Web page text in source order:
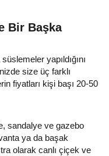
Bir Başka
yapıldığını
size üç farklı
fiyatları kişi başı 20-50
sandalye ve gazebo
ya da başak
olarak canlı çiçek ve